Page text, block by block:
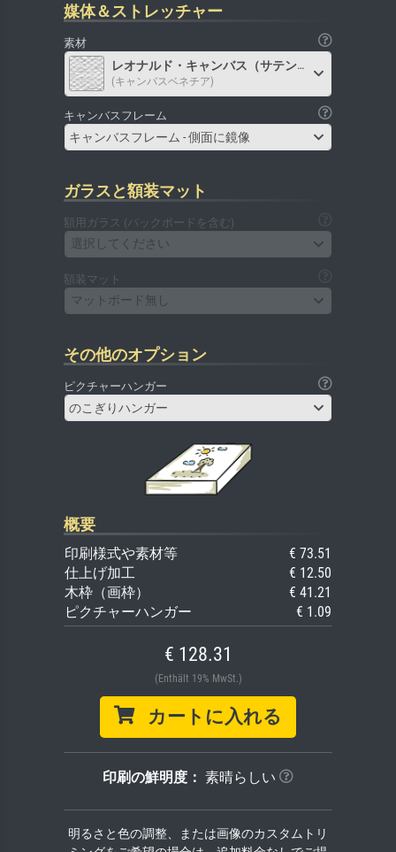
媒体＆ストレッチャー
素材
レオナルド・キャンバス（サテン）
(キャンバスベネチア)
キャンバスフレーム
キャンバスフレーム - 側面に鏡像
ガラスと額装マット
額用ガラス (バックボードを含む)
選択してください
額装マット
マットボード無し
その他のオプション
ピクチャーハンガー
のこぎりハンガー
概要
印刷様式や素材等
€ 73.51
仕上げ加工
€ 12.50
木枠（画枠）
€ 41.21
ピクチャーハンガー
€ 1.09
€ 128.31
(Enthält 19% MwSt.)
カートに入れる
印刷の鮮明度： 素晴らしい
明るさと色の調整、または画像のカスタムトリ